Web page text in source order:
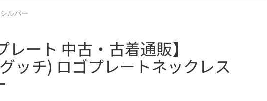
ルバー
レート 中古・古着通販】
ッチ) ロゴプレートネックレス